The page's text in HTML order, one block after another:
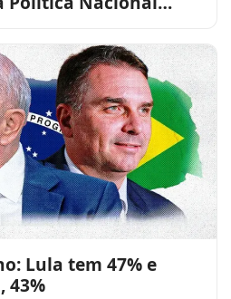
Lula tem 47% e
43%